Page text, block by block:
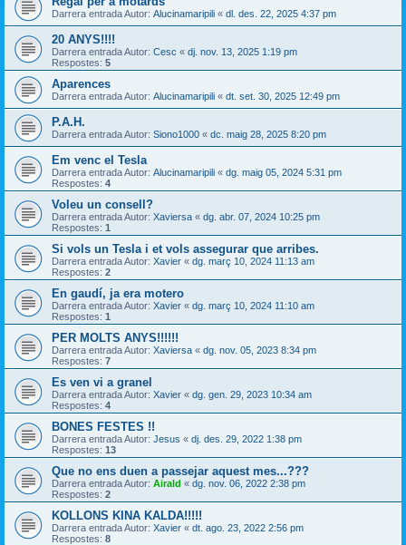
Darrera entrada Autor: Alucinamaripili « dl. des. 22, 2025 4:37 pm
20 ANYS!!!!
Darrera entrada Autor: Cesc « dj. nov. 13, 2025 1:19 pm
Respostes: 5
Aparences
Darrera entrada Autor: Alucinamaripili « dt. set. 30, 2025 12:49 pm
P.A.H.
Darrera entrada Autor: Siono1000 « dc. maig 28, 2025 8:20 pm
Em venc el Tesla
Darrera entrada Autor: Alucinamaripili « dg. maig 05, 2024 5:31 pm
Respostes: 4
Voleu un consell?
Darrera entrada Autor: Xaviersa « dg. abr. 07, 2024 10:25 pm
Respostes: 1
Si vols un Tesla i et vols assegurar que arribes.
Darrera entrada Autor: Xavier « dg. març 10, 2024 11:13 am
Respostes: 2
En gaudí, ja era motero
Darrera entrada Autor: Xavier « dg. març 10, 2024 11:10 am
Respostes: 1
PER MOLTS ANYS!!!!!!
Darrera entrada Autor: Xaviersa « dg. nov. 05, 2023 8:34 pm
Respostes: 7
Es ven vi a granel
Darrera entrada Autor: Xavier « dg. gen. 29, 2023 10:34 am
Respostes: 4
BONES FESTES !!
Darrera entrada Autor: Jesus « dj. des. 29, 2022 1:38 pm
Respostes: 13
Que no ens duen a passejar aquest mes...???
Darrera entrada Autor: Airald « dg. nov. 06, 2022 2:38 pm
Respostes: 2
KOLLONS KINA KALDA!!!!!
Darrera entrada Autor: Xavier « dt. ago. 23, 2022 2:56 pm
Respostes: 8